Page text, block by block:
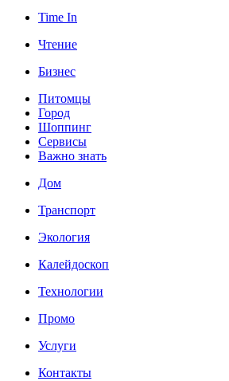
Time In
Чтение
Бизнес
Питомцы
Город
Шоппинг
Сервисы
Важно знать
Дом
Транспорт
Экология
Калейдоскоп
Технологии
Промо
Услуги
Контакты